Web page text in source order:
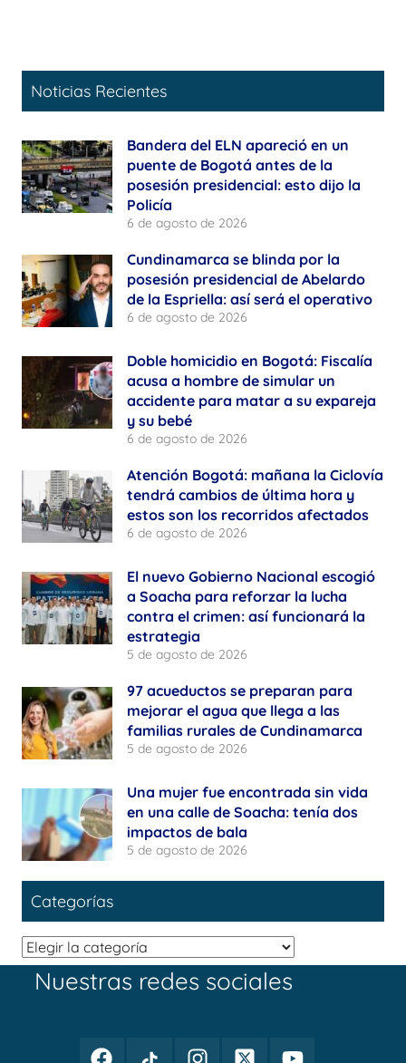
Noticias Recientes
Bandera del ELN apareció en un
puente de Bogotá antes de la
posesión presidencial: esto dijo la
Policía
6 de agosto de 2026
Cundinamarca se blinda por la
posesión presidencial de Abelardo
de la Espriella: así será el operativo
6 de agosto de 2026
Doble homicidio en Bogotá: Fiscalía
acusa a hombre de simular un
accidente para matar a su expareja
y su bebé
6 de agosto de 2026
Atención Bogotá: mañana la Ciclovía
tendrá cambios de última hora y
estos son los recorridos afectados
6 de agosto de 2026
El nuevo Gobierno Nacional escogió
a Soacha para reforzar la lucha
contra el crimen: así funcionará la
estrategia
5 de agosto de 2026
97 acueductos se preparan para
mejorar el agua que llega a las
familias rurales de Cundinamarca
5 de agosto de 2026
Una mujer fue encontrada sin vida
en una calle de Soacha: tenía dos
impactos de bala
5 de agosto de 2026
Categorías
Categorías
Nuestras redes sociales
FacebookTikTok InstagramTwitterYoutube